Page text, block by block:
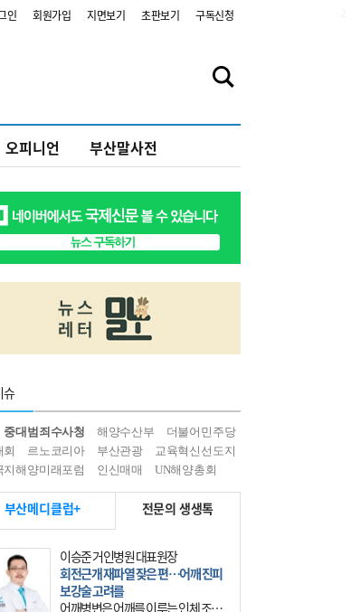
인 회원가입 지면보기 초판보기 구독신청
오피니언 부산말사전
슈
중대범죄수사청 해양수산부
더불어민주당
회
르노코리아 부산관광
교육혁신선도지
지해양미래포럼 인신매매 UN해양총회
부산메디클럽+ 전문의 생생톡
이승준 거인병원 대표원장
회전근개 재파열 잦은 편…어깨 진피
보강술 고려를
어깨병변은 어깨를 이루는 인체 조직